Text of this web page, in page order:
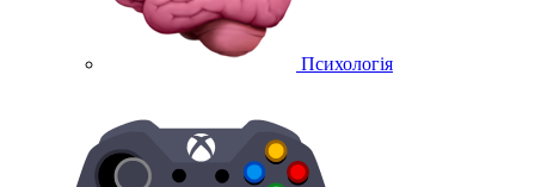
Психологія